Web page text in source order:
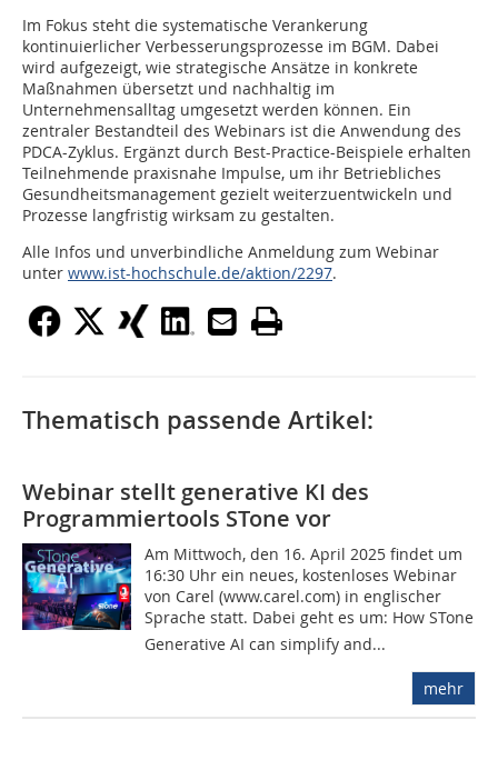
Im Fokus steht die systematische Verankerung
kontinuierlicher Verbesserungsprozesse im BGM. Dabei
wird aufgezeigt, wie strategische Ansätze in konkrete
Maßnahmen übersetzt und nachhaltig im
Unternehmensalltag umgesetzt werden können. Ein
zentraler Bestandteil des Webinars ist die Anwendung des
PDCA-Zyklus. Ergänzt durch Best-Practice-Beispiele erhalten
Teilnehmende praxisnahe Impulse, um ihr Betriebliches
Gesundheitsmanagement gezielt weiterzuentwickeln und
Prozesse langfristig wirksam zu gestalten.
Alle Infos und unverbindliche Anmeldung zum Webinar
unter www.ist-hochschule.de/aktion/2297.
Thematisch passende Artikel:
Webinar stellt generative KI des
Programmiertools STone vor
Am Mittwoch, den 16. April 2025 findet um
16:30 Uhr ein neues, kostenloses Webinar
von Carel (www.carel.com) in englischer
Sprache statt. Dabei geht es um: How STone
Generative AI can simplify and...
mehr